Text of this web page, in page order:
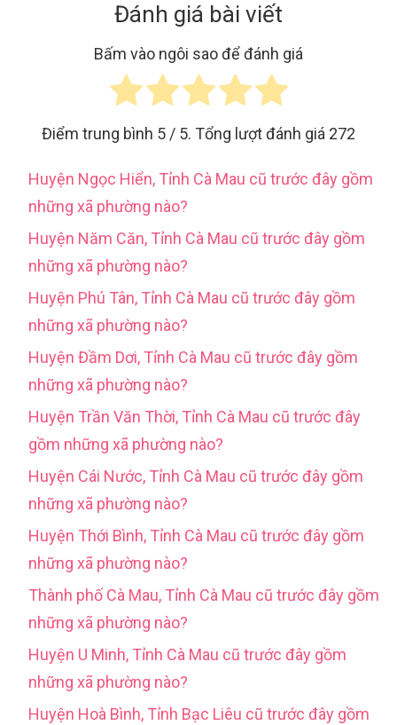
Đánh giá bài viết
Bấm vào ngôi sao để đánh giá
Điểm trung bình 5 / 5. Tổng lượt đánh giá 272
Huyện Ngọc Hiển, Tỉnh Cà Mau cũ trước đây gồm
những xã phường nào?
Huyện Năm Căn, Tỉnh Cà Mau cũ trước đây gồm
những xã phường nào?
Huyện Phú Tân, Tỉnh Cà Mau cũ trước đây gồm
những xã phường nào?
Huyện Đầm Dơi, Tỉnh Cà Mau cũ trước đây gồm
những xã phường nào?
Huyện Trần Văn Thời, Tỉnh Cà Mau cũ trước đây
gồm những xã phường nào?
Huyện Cái Nước, Tỉnh Cà Mau cũ trước đây gồm
những xã phường nào?
Huyện Thới Bình, Tỉnh Cà Mau cũ trước đây gồm
những xã phường nào?
Thành phố Cà Mau, Tỉnh Cà Mau cũ trước đây gồm
những xã phường nào?
Huyện U Minh, Tỉnh Cà Mau cũ trước đây gồm
những xã phường nào?
Huyện Hoà Bình, Tỉnh Bạc Liêu cũ trước đây gồm